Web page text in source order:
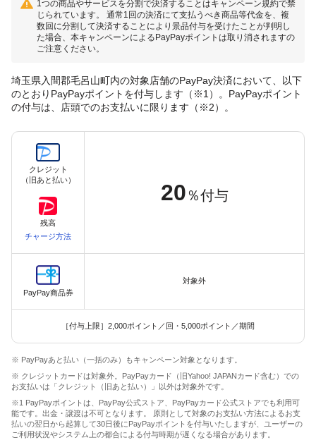
1つの商品やサービスを分割で決済することはキャンペーン規約で禁
じられています。 通常1回の決済にて支払うべき商品等代金を、複
数回に分割して決済することにより景品付与を受けたことが判明し
た場合、本キャンペーンによるPayPayポイントは取り消されますの
ご注意ください。
埼玉県入間郡毛呂山町内の対象店舗のPayPay決済において、以下
のとおりPayPayポイントを付与します（※1）。PayPayポイント
の付与は、店頭でのお支払いに限ります（※2）。
クレジット
（旧あと払い）
残高
チャージ方法
20 ％付与
PayPay商品券
対象外
［付与上限］2,000ポイント／回・5,000ポイント／期間
※ PayPayあと払い（一括のみ）もキャンペーン対象となります。
※ クレジットカードは対象外。PayPayカード（旧Yahoo! JAPANカード含む）での
お支払いは「クレジット（旧あと払い）」以外は対象外です。
※1 PayPayポイントは、PayPay公式ストア、PayPayカード公式ストアでも利用可
能です。出金・譲渡は不可となります。 原則として対象のお支払い方法によるお支
払いの翌日から起算して30日後にPayPayポイントを付与いたしますが、ユーザーの
ご利用状況やシステム上の都合による付与時期が遅くなる場合があります。